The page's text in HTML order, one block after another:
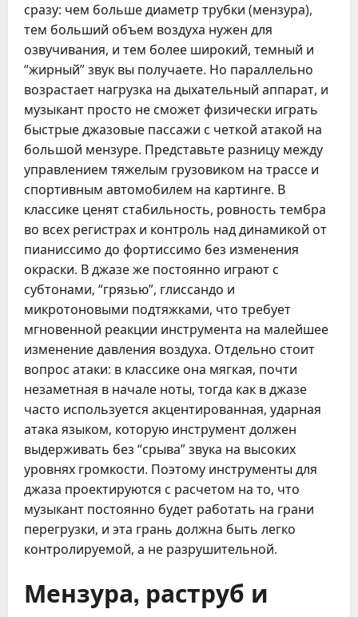
сразу: чем больше диаметр трубки (мензура),
тем больший объем воздуха нужен для
озвучивания, и тем более широкий, темный и
“жирный” звук вы получаете. Но параллельно
возрастает нагрузка на дыхательный аппарат, и
музыкант просто не сможет физически играть
быстрые джазовые пассажи с четкой атакой на
большой мензуре. Представьте разницу между
управлением тяжелым грузовиком на трассе и
спортивным автомобилем на картинге. В
классике ценят стабильность, ровность тембра
во всех регистрах и контроль над динамикой от
пианиссимо до фортиссимо без изменения
окраски. В джазе же постоянно играют с
субтонами, “грязью”, глиссандо и
микротоновыми подтяжками, что требует
мгновенной реакции инструмента на малейшее
изменение давления воздуха. Отдельно стоит
вопрос атаки: в классике она мягкая, почти
незаметная в начале ноты, тогда как в джазе
часто используется акцентированная, ударная
атака языком, которую инструмент должен
выдерживать без “срыва” звука на высоких
уровнях громкости. Поэтому инструменты для
джаза проектируются с расчетом на то, что
музыкант постоянно будет работать на грани
перегрузки, и эта грань должна быть легко
контролируемой, а не разрушительной.
Мензура, раструб и